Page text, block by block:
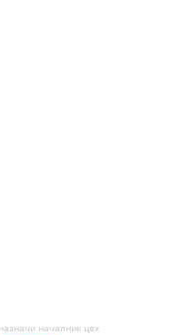
началник цех